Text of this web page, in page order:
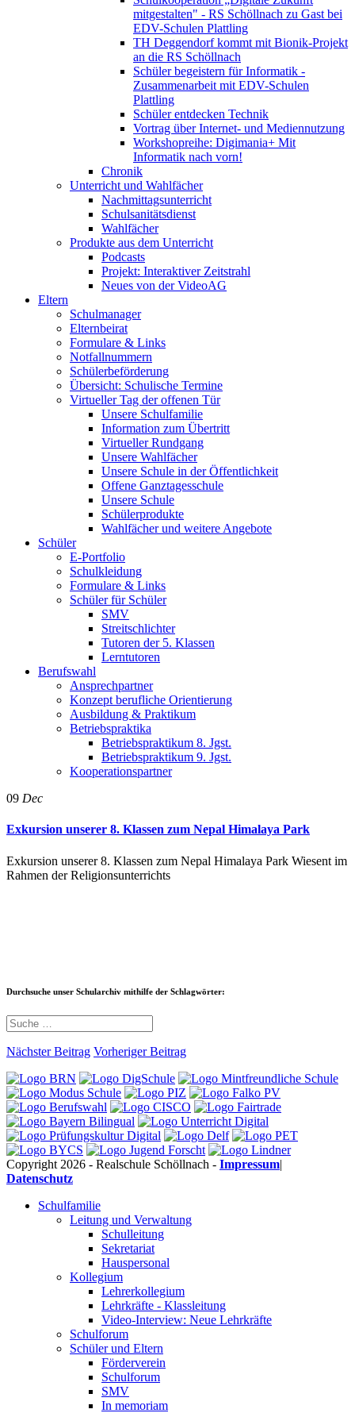
mitgestalten" - RS Schöllnach zu Gast bei
EDV-Schulen Plattling
TH Deggendorf kommt mit Bionik-Projekt
an die RS Schöllnach
Schüler begeistern für Informatik -
Zusammenarbeit mit EDV-Schulen
Plattling
Schüler entdecken Technik
Vortrag über Internet- und Mediennutzung
Workshopreihe: Digimania+ Mit
Informatik nach vorn!
Chronik
Unterricht und Wahlfächer
Nachmittagsunterricht
Schulsanitätsdienst
Wahlfächer
Produkte aus dem Unterricht
Podcasts
Projekt: Interaktiver Zeitstrahl
Neues von der VideoAG
Eltern
Schulmanager
Elternbeirat
Formulare & Links
Notfallnummern
Schülerbeförderung
Übersicht: Schulische Termine
Virtueller Tag der offenen Tür
Unsere Schulfamilie
Information zum Übertritt
Virtueller Rundgang
Unsere Wahlfächer
Unsere Schule in der Öffentlichkeit
Offene Ganztagesschule
Unsere Schule
Schülerprodukte
Wahlfächer und weitere Angebote
Schüler
E-Portfolio
Schulkleidung
Formulare & Links
Schüler für Schüler
SMV
Streitschlichter
Tutoren der 5. Klassen
Lerntutoren
Berufswahl
Ansprechpartner
Konzept berufliche Orientierung
Ausbildung & Praktikum
Betriebspraktika
Betriebspraktikum 8. Jgst.
Betriebspraktikum 9. Jgst.
Kooperationspartner
09 Dec
Exkursion unserer 8. Klassen zum Nepal Himalaya Park
Exkursion unserer 8. Klassen zum Nepal Himalaya Park Wiesent im
Rahmen der Religionsunterrichts
Durchsuche unser Schularchiv mithilfe der Schlagwörter:
Nächster Beitrag Vorheriger Beitrag
Copyright 2026 - Realschule Schöllnach - Impressum
Datenschutz
Schulfamilie
Leitung und Verwaltung
Schulleitung
Sekretariat
Hauspersonal
Kollegium
Lehrerkollegium
Lehrkräfte - Klassleitung
Video-Interview: Neue Lehrkräfte
Schulforum
Schüler und Eltern
Förderverein
Schulforum
SMV
In memoriam